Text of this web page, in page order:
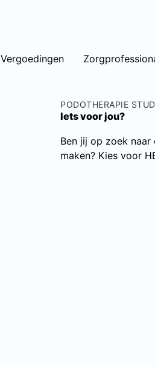
Vergoedingen
PODOTHERAPIE
Iets voor jou?
Ben jij op zoek
maken? Kies voor